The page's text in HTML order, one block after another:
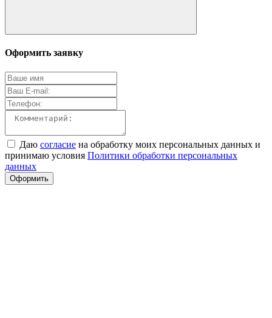
Оформить заявку
Даю согласие на обработку моих персональных данных и
принимаю условия Политики обработки персональных
данных
Оформить